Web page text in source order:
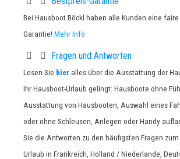
Bei Hausboot Böckl haben alle Kunden eine
Garantie! Mehr Info
Fragen und Antworten
Lesen Sie hier alles über die Ausstattung der
Ihr Hausboot-Urlaub gelingt: Hausboote ohne
Ausstattung von Hausbooten, Auswahl eines
oder ohne Schleusen, Anlegen oder Handy
Sie die Antworten zu den häufigsten Fragen
Urlaub in Frankreich, Holland / Niederlande,